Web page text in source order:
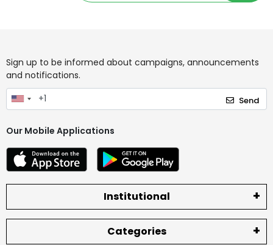
Sign up to be informed about campaigns, announcements
and notifications.
Send
Our Mobile Applications
Institutional
Categories